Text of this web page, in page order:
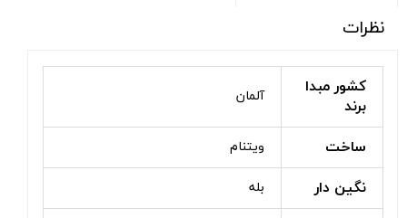
نظرات
کشور مبدا
برند
آلمان
ساخت ویتنام
نگین دار بله